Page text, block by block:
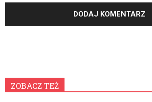
ZOBACZ TEŻ